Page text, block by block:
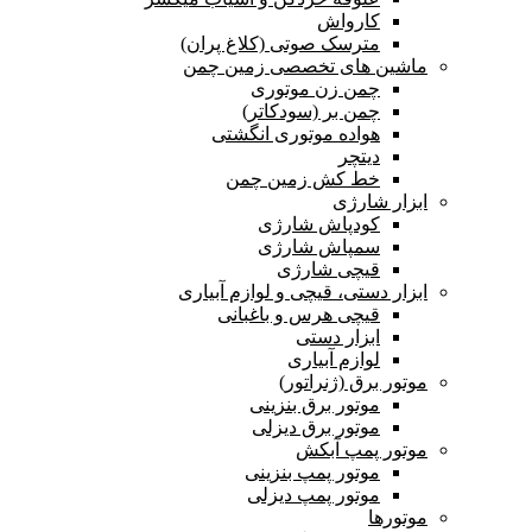
کارواش
مترسک صوتی (کلاغ پران)
ماشین های تخصصی زمین چمن
چمن زن موتوری
چمن بر (سودکاتر)
هواده موتوری انگشتی
دیتچر
خط کش زمین چمن
ابزار شارژی
کودپاش شارژی
سمپاش شارژی
قیچی شارژی
ابزار دستی، قیچی و لوازم آبیاری
قیچی هرس و باغبانی
ابزار دستی
لوازم آبیاری
موتور برق (ژنراتور)
موتور برق بنزینی
موتور برق دیزلی
موتور پمپ آبکش
موتور پمپ بنزینی
موتور پمپ دیزلی
موتورها